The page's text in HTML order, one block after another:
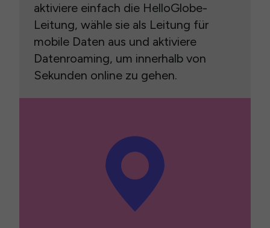
aktiviere einfach die HelloGlobe-
Leitung, wähle sie als Leitung für
mobile Daten aus und aktiviere
Datenroaming, um innerhalb von
Sekunden online zu gehen.